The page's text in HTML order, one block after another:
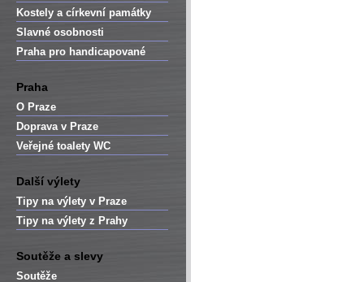
Kostely a církevní památky
Slavné osobnosti
Praha pro handicapované
Praha
O Praze
Doprava v Praze
Veřejné toalety WC
Další výlety
Tipy na výlety v Praze
Tipy na výlety z Prahy
Soutěže a slevy
Soutěže